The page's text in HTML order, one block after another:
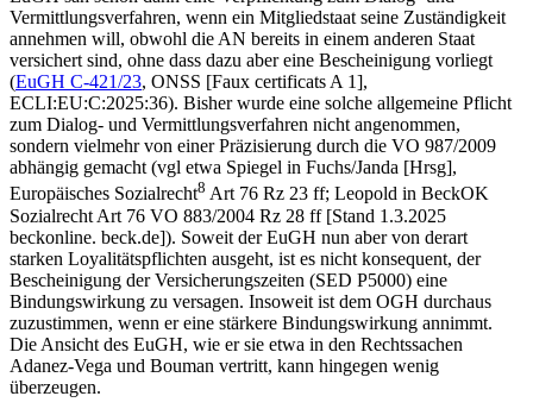
Vermittlungsverfahren, wenn ein Mitgliedstaat seine Zuständigkeit
annehmen will, obwohl die AN bereits in einem anderen Staat
versichert sind, ohne dass dazu aber eine Bescheinigung vorliegt
(EuGH C-421/23, ONSS [Faux certificats A 1],
ECLI:EU:C:2025:36). Bisher wurde eine solche allgemeine Pflicht
zum Dialog- und Vermittlungsverfahren nicht angenommen,
sondern vielmehr von einer Präzisierung durch die VO 987/2009
abhängig gemacht (vgl etwa Spiegel in Fuchs/Janda [Hrsg],
Europäisches Sozialrecht8 Art 76 Rz 23 ff; Leopold in BeckOK
Sozialrecht Art 76 VO 883/2004 Rz 28 ff [Stand 1.3.2025
beckonline. beck.de]). Soweit der EuGH nun aber von derart
starken Loyalitätspflichten ausgeht, ist es nicht konsequent, der
Bescheinigung der Versicherungszeiten (SED P5000) eine
Bindungswirkung zu versagen. Insoweit ist dem OGH durchaus
zuzustimmen, wenn er eine stärkere Bindungswirkung annimmt.
Die Ansicht des EuGH, wie er sie etwa in den Rechtssachen
Adanez-Vega und Bouman vertritt, kann hingegen wenig
überzeugen.